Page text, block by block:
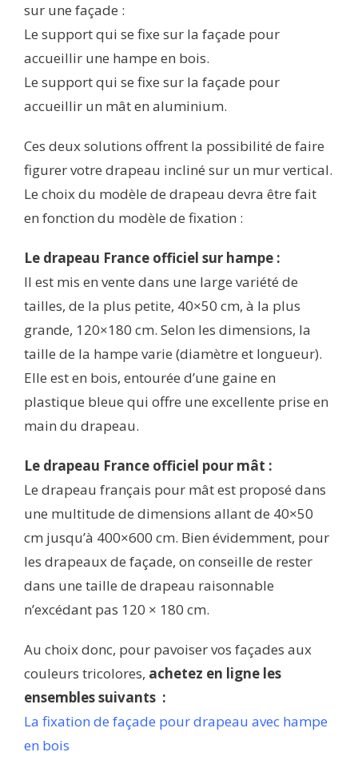
sur une façade :
Le support qui se fixe sur la façade pour
accueillir une hampe en bois.
Le support qui se fixe sur la façade pour
accueillir un mât en aluminium.
Ces deux solutions offrent la possibilité de faire
figurer votre drapeau incliné sur un mur vertical.
Le choix du modèle de drapeau devra être fait
en fonction du modèle de fixation :
Le drapeau France officiel sur hampe :
Il est mis en vente dans une large variété de
tailles, de la plus petite, 40×50 cm, à la plus
grande, 120×180 cm. Selon les dimensions, la
taille de la hampe varie (diamètre et longueur).
Elle est en bois, entourée d’une gaine en
plastique bleue qui offre une excellente prise en
main du drapeau.
Le drapeau France officiel pour mât :
Le drapeau français pour mât est proposé dans
une multitude de dimensions allant de 40×50
cm jusqu’à 400×600 cm. Bien évidemment, pour
les drapeaux de façade, on conseille de rester
dans une taille de drapeau raisonnable
n’excédant pas 120 × 180 cm.
Au choix donc, pour pavoiser vos façades aux
couleurs tricolores, achetez en ligne les
ensembles suivants :
La fixation de façade pour drapeau avec hampe
en bois